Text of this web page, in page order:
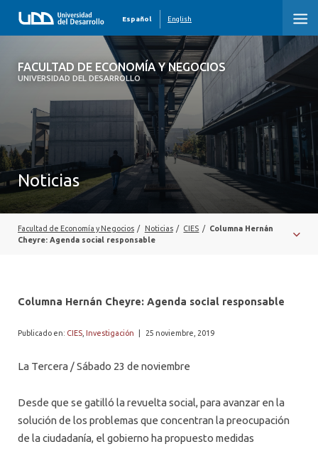
FACULTAD DE ECONOMÍA Y NEGOCIOS
UNIVERSIDAD DEL DESARROLLO
Español English
FACULTAD DE ECONOMÍA Y NEGOCIOS
QUIÉNES SOMOS
PREGRADO
POSTGRADO
EDUCACIÓN EJECUTIVA
Noticias
Facultad de Economía y Negocios / Noticias / CIES /
Columna Hernán
Cheyre: Agenda social responsable
Columna Hernán Cheyre: Agenda social responsable
Publicado en: CIES Investigación 25 noviembre, 2019
La Tercera / Sábado 23 de noviembre
Desde que se gatilló la revuelta social, para avanzar en la
solución de los problemas que concentran la preocupación
de la ciudadanía, el gobierno ha propuesto medidas